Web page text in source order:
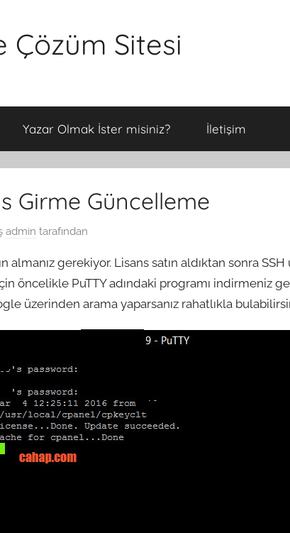
Çözüm Sitesi
Yazar Olmak İster misiniz? İletişim
Girme Güncelleme
admin tarafından
almanız gerekiyor. Lisans satın aldıktan sonra
öncelikle PuTTY adındaki programı indirmeniz
üzerinden arama yaparsanız rahatlıkla